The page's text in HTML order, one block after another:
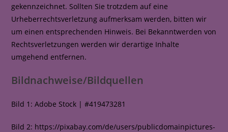
gekennzeichnet. Sollten Sie trotzdem auf eine
Urheberrechtsverletzung aufmerksam werden, bitten wir
um einen entsprechenden Hinweis. Bei Bekanntwerden von
Rechtsverletzungen werden wir derartige Inhalte
umgehend entfernen.
Bildnachweise/Bildquellen
Bild 1: Adobe Stock | #419473281
Bild 2: https://pixabay.com/de/users/publicdomainpictures-